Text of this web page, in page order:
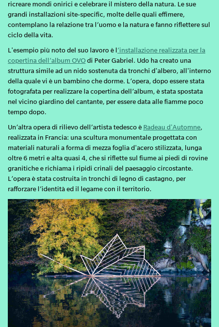
ricreare mondi onirici e celebrare il mistero della natura. Le sue
grandi installazioni site-specific, molte delle quali effimere,
contemplano la relazione tra l’uomo e la natura e fanno riflettere sul
ciclo della vita.
L'esempio più noto del suo lavoro è l ’installazione realizzata per la
copertina dell’album OVO di Peter Gabriel. Udo ha creato una
struttura simile ad un nido sostenuta da tronchi d'albero, all'interno
della quale vi è un bambino che dorme. L’opera, dopo essere stata
fotografata per realizzare la copertina dell’album, è stata spostata
nel vicino giardino del cantante, per essere data alle fiamme poco
tempo dopo.
Un’altra opera di rilievo dell’artista tedesco è Radeau d'Automne,
realizzata in Francia: una scultura monumentale progettata con
materiali naturali a forma di mezza foglia d'acero stilizzata, lunga
oltre 6 metri e alta quasi 4, che si riflette sul fiume ai piedi di rovine
granitiche e richiama i ripidi crinali del paesaggio circostante.
L’opera è stata costruita in tronchi di legno di castagno, per
rafforzare l’identità ed il legame con il territorio.